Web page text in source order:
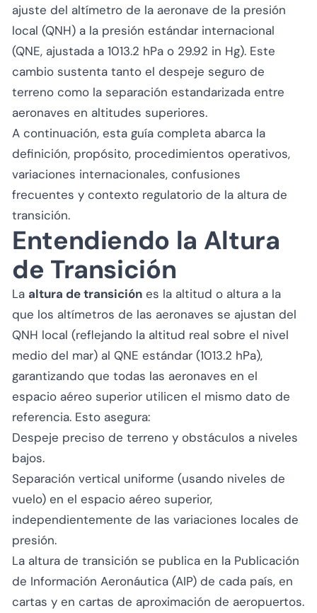
ajuste del altímetro de la aeronave de la presión
local (QNH) a la presión estándar internacional
(QNE, ajustada a 1013.2 hPa o 29.92 in Hg). Este
cambio sustenta tanto el despeje seguro de
terreno como la separación estandarizada entre
aeronaves en altitudes superiores.
A continuación, esta guía completa abarca la
definición, propósito, procedimientos operativos,
variaciones internacionales, confusiones
frecuentes y contexto regulatorio de la altura de
transición.
Entendiendo la Altura
de Transición
La altura de transición es la altitud o altura a la
que los altímetros de las aeronaves se ajustan del
QNH local (reflejando la altitud real sobre el nivel
medio del mar) al QNE estándar (1013.2 hPa),
garantizando que todas las aeronaves en el
espacio aéreo superior utilicen el mismo dato de
referencia. Esto asegura:
Despeje preciso de terreno y obstáculos a niveles
bajos.
Separación vertical uniforme (usando niveles de
vuelo) en el espacio aéreo superior,
independientemente de las variaciones locales de
presión.
La altura de transición se publica en la Publicación
de Información Aeronáutica (AIP) de cada país, en
cartas y en cartas de aproximación de aeropuertos.